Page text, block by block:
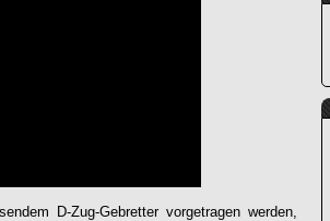
D-Zug-Gebretter vorgetragen werden,